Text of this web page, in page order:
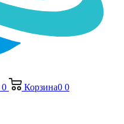
0 Корзина0 0